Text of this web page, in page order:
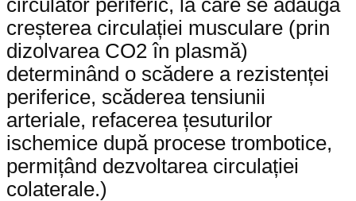
circulator periferic, la care se adaugă
creșterea circulației musculare (prin
dizolvarea CO2 în plasmă)
determinând o scădere a rezistenței
periferice, scăderea tensiunii
arteriale, refacerea țesuturilor
ischemice după procese trombotice,
permițând dezvoltarea circulației
colaterale.)